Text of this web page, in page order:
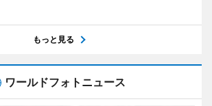
もっと見る
ワールドフォトニュース